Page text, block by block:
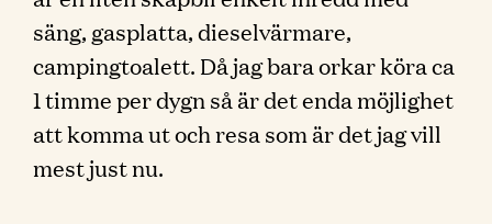
säng, gasplatta, dieselvärmare,
campingtoalett. Då jag bara orkar köra ca
1 timme per dygn så är det enda möjlighet
att komma ut och resa som är det jag vill
mest just nu.